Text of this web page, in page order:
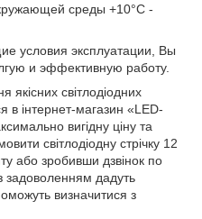
среды +10°С -
условия эксплуатации, Вы
и эффективную работу.
світлодіодних
в інтернет-магазин «LED-
вигідну ціну та
світлодіодну стрічку 12
або зробивши дзвінок по
задоволенням дадуть
визначитися з